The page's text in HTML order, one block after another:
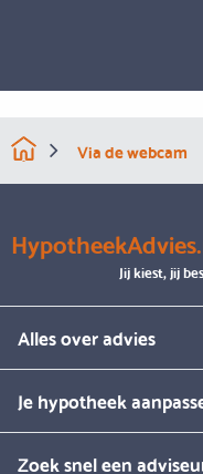
Via de webcam
Jij kiest, jij
Alles over advies
Je hypotheek
Zoek snel een